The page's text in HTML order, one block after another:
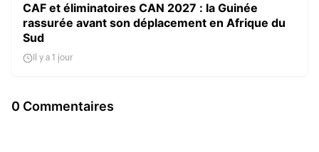
CAF et éliminatoires CAN 2027 : la Guinée
rassurée avant son déplacement en Afrique du
Sud
Il y a 1 jour
0 Commentaires